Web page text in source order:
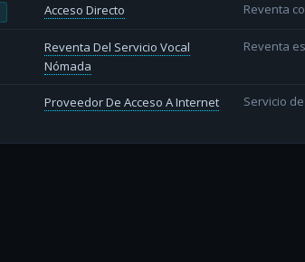
Acceso Directo Reventa
Reventa Del Servicio Vocal
Nómada
Reventa
Proveedor De Acceso A Internet Servicio